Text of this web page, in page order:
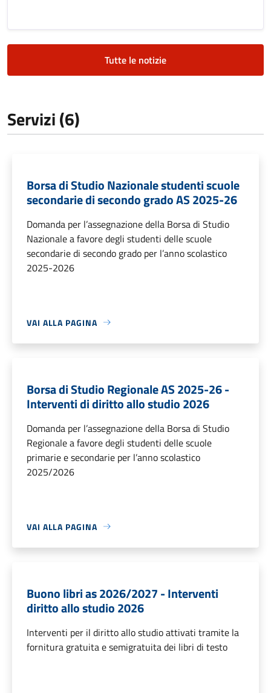
Tutte le notizie
Servizi (6)
Borsa di Studio Nazionale studenti scuole
secondarie di secondo grado AS 2025-26
Domanda per l’assegnazione della Borsa di Studio
Nazionale a favore degli studenti delle scuole
secondarie di secondo grado per l’anno scolastico
2025-2026
VAI ALLA PAGINA
Borsa di Studio Regionale AS 2025-26 -
Interventi di diritto allo studio 2026
Domanda per l’assegnazione della Borsa di Studio
Regionale a favore degli studenti delle scuole
primarie e secondarie per l’anno scolastico
2025/2026
VAI ALLA PAGINA
Buono libri as 2026/2027 - Interventi
diritto allo studio 2026
Interventi per il diritto allo studio attivati tramite la
fornitura gratuita e semigratuita dei libri di testo